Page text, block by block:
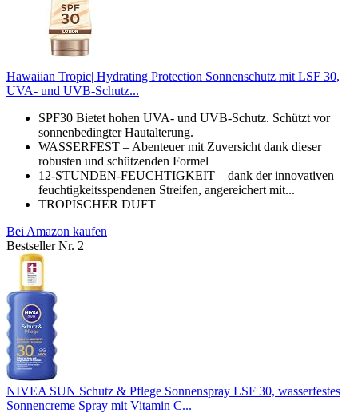
Hawaiian Tropic| Hydrating Protection Sonnenschutz mit LSF 30,
UVA- und UVB-Schutz...
SPF30 Bietet hohen UVA- und UVB-Schutz. Schützt vor
sonnenbedingter Hautalterung.
WASSERFEST – Abenteuer mit Zuversicht dank dieser
robusten und schützenden Formel
12-STUNDEN-FEUCHTIGKEIT – dank der innovativen
feuchtigkeitsspendenen Streifen, angereichert mit...
TROPISCHER DUFT
Bei Amazon kaufen
Bestseller Nr. 2
NIVEA SUN Schutz & Pflege Sonnenspray LSF 30, wasserfestes
Sonnencreme Spray mit Vitamin C...